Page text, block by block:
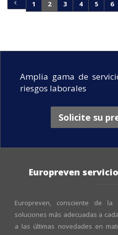
1 2 3 4 5 6
Amplia gama de
riesgos laborales
Solicite su
Europreven
Europreven, consciente de
soluciones más adecuadas a
a las últimas novedades en